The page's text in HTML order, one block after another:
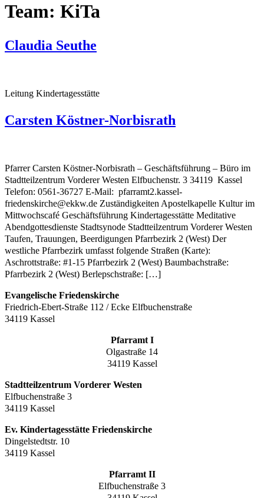
Team: KiTa
Claudia Seuthe
Leitung Kindertagesstätte
Carsten Köstner-Norbisrath
Pfarrer Carsten Köstner-Norbisrath – Geschäftsführung – Büro im
Stadtteilzentrum Vorderer Westen Elfbuchenstr. 3 34119 Kassel
Telefon: 0561-36727 E-Mail: pfarramt2.kassel-
friedenskirche@ekkw.de Zuständigkeiten Apostelkapelle Kultur im
Mittwochscafé Geschäftsführung Kindertagesstätte Meditative
Abendgottesdienste Stadtsynode Stadtteilzentrum Vorderer Westen
Taufen, Trauungen, Beerdigungen Pfarrbezirk 2 (West) Der
westliche Pfarrbezirk umfasst folgende Straßen (Karte):
Aschrottstraße: #1-15 Pfarrbezirk 2 (West) Baumbachstraße:
Pfarrbezirk 2 (West) Berlepschstraße: […]
Evangelische Friedenskirche
Friedrich-Ebert-Straße 112 / Ecke Elfbuchenstraße
34119 Kassel
Pfarramt I
Olgastraße 14
34119 Kassel
Stadtteilzentrum Vorderer Westen
Elfbuchenstraße 3
34119 Kassel
Ev. Kindertagesstätte Friedenskirche
Dingelstedtstr. 10
34119 Kassel
Pfarramt II
Elfbuchenstraße 3